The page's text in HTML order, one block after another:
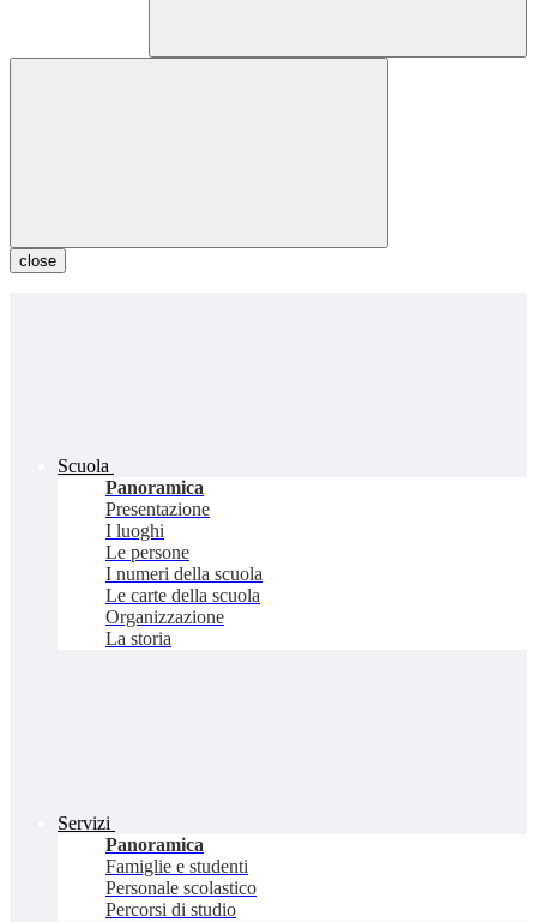
close
Scuola
Panoramica
Presentazione
I luoghi
Le persone
I numeri della scuola
Le carte della scuola
Organizzazione
La storia
Servizi
Panoramica
Famiglie e studenti
Personale scolastico
Percorsi di studio